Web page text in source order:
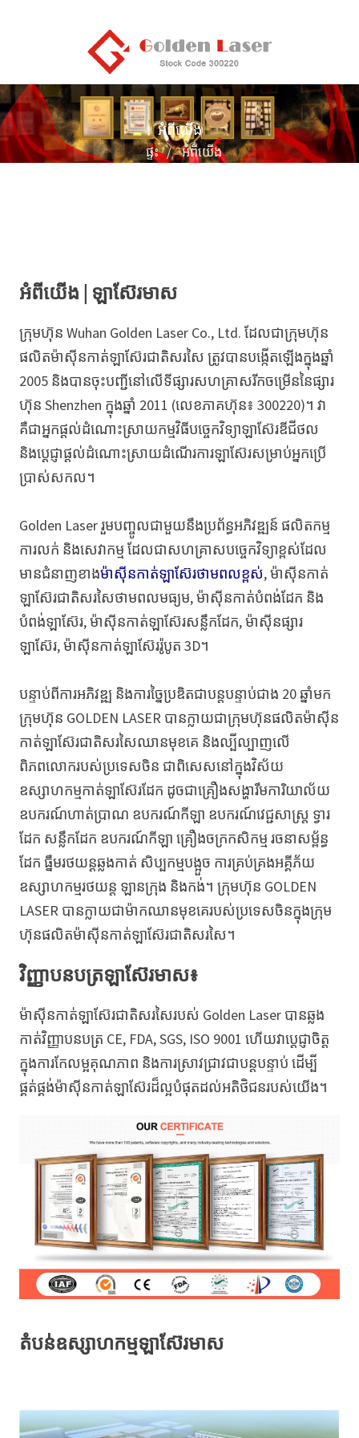
អំពីយើង
ផ្ទះ អំពីយើង
អំពីយើង | ឡាស៊ែរមាស
ក្រុមហ៊ុន Wuhan Golden Laser Co., Ltd. ដែលជាក្រុមហ៊ុន
ផលិតម៉ាស៊ីនកាត់ឡាស៊ែរជាតិសរសៃ ត្រូវបានបង្កើតឡើងក្នុងឆ្នាំ
2005 និងបានចុះបញ្ជីនៅលើទីផ្សារសហគ្រាសរីកចម្រើននៃផ្សារ
ហ៊ុន Shenzhen ក្នុងឆ្នាំ 2011 (លេខភាគហ៊ុន៖ 300220)។ វា
គឺជាអ្នកផ្តល់ដំណោះស្រាយកម្មវិធីបច្ចេកវិទ្យាឡាស៊ែរឌីជីថល
និងប្តេជ្ញាផ្តល់ដំណោះស្រាយដំណើរការឡាស៊ែរសម្រាប់អ្នកប្រើ
ប្រាស់សកល។
Golden Laser រួមបញ្ចូលជាមួយនឹងប្រព័ន្ធអភិវឌ្ឍន៍ ផលិតកម្ម
ការលក់ និងសេវាកម្ម ដែលជាសហគ្រាសបច្ចេកវិទ្យាខ្ពស់ដែល
មានជំនាញខាងម៉ាស៊ីនកាត់ឡាស៊ែរថាមពលខ្ពស់, ម៉ាស៊ីនកាត់
ឡាស៊ែរជាតិសរសៃថាមពលមធ្យម, ម៉ាស៊ីនកាត់បំពង់ដែក និង
បំពង់ឡាស៊ែរ, ម៉ាស៊ីនកាត់ឡាស៊ែរសន្លឹកដែក, ម៉ាស៊ីនផ្សារ
ឡាស៊ែរ, ម៉ាស៊ីនកាត់ឡាស៊ែររ៉ូបូត 3D។
បន្ទាប់ពីការអភិវឌ្ឍ និងការច្នៃប្រឌិតជាបន្តបន្ទាប់ជាង 20 ឆ្នាំមក
ក្រុមហ៊ុន GOLDEN LASER បានក្លាយជាក្រុមហ៊ុនផលិតម៉ាស៊ីន
កាត់ឡាស៊ែរជាតិសរសៃឈានមុខគេ និងល្បីល្បាញលើ
ពិភពលោករបស់ប្រទេសចិន ជាពិសេសនៅក្នុងវិស័យ
ឧស្សាហកម្មកាត់ឡាស៊ែរដែក ដូចជាគ្រឿងសង្ហារឹមការិយាល័យ
ឧបករណ៍ហាត់ប្រាណ ឧបករណ៍កីឡា ឧបករណ៍វេជ្ជសាស្ត្រ ទ្វារ
ដែក សន្លឹកដែក ឧបករណ៍កីឡា គ្រឿងចក្រកសិកម្ម រចនាសម្ព័ន្ធ
ដែក ធ្នឹមរថយន្តឆ្លងកាត់ សិប្បកម្មបង្អួច ការគ្រប់គ្រងអគ្គីភ័យ
ឧស្សាហកម្មរថយន្ត ឡានក្រុង និងកង់។ ក្រុមហ៊ុន GOLDEN
LASER បានក្លាយជាម៉ាកឈានមុខគេរបស់ប្រទេសចិនក្នុងក្រុម
ហ៊ុនផលិតម៉ាស៊ីនកាត់ឡាស៊ែរជាតិសរសៃ។
វិញ្ញាបនបត្រឡាស៊ែរមាស៖
ម៉ាស៊ីនកាត់ឡាស៊ែរជាតិសរសៃរបស់ Golden Laser បានឆ្លង
កាត់វិញ្ញាបនបត្រ CE, FDA, SGS, ISO 9001 ហើយវាប្តេជ្ញាចិត្ត
ក្នុងការកែលម្អគុណភាព និងការស្រាវជ្រាវជាបន្តបន្ទាប់ ដើម្បី
ផ្គត់ផ្គង់ម៉ាស៊ីនកាត់ឡាស៊ែរដ៏ល្អបំផុតដល់អតិថិជនរបស់យើង។
តំបន់ឧស្សាហកម្មឡាស៊ែរមាស